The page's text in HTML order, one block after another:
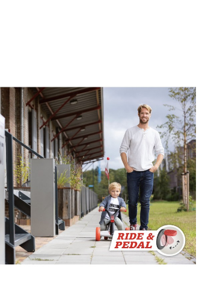
Il modello
e tavoli. I quattro
di strada stabile
E un altro
avrà circa 30
una barra di spinta,